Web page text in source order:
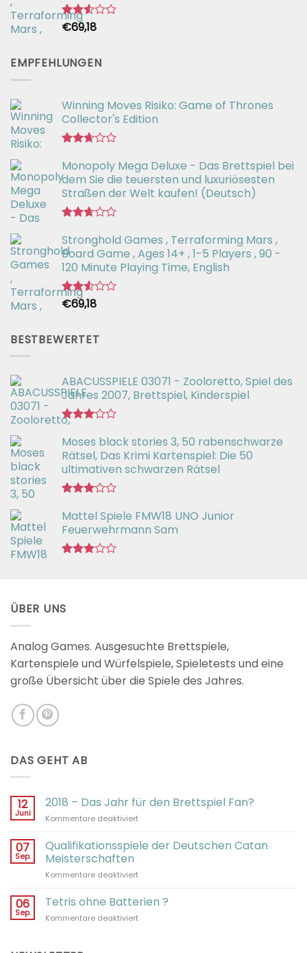
Bewertet
von 5
€69,18
EMPFEHLUNGEN
Winning Moves Risiko: Game of Thrones
Collector's Edition
mit
2.66
von 5
Monopoly Mega Deluxe - Das Brettspiel bei
dem Sie die teuersten und luxuriösesten
Straßen der Welt kaufen! (Deutsch)
mit
2.64
von 5
Stronghold Games , Terraforming Mars ,
Board Game , Ages 14+ , 1-5 Players , 90 -
120 Minute Playing Time, English
Bewertet
von 5
€69,18
BESTBEWERTET
ABACUSSPIELE 03071 - Zooloretto, Spiel des
Jahres 2007, Brettspiel, Kinderspiel
mit
3.02
von 5
Moses black stories 3, 50 rabenschwarze
Rätsel, Das Krimi Kartenspiel: Die 50
ultimativen schwarzen Rätsel
mit
3.00
von 5
Mattel Spiele FMW18 UNO Junior
Feuerwehrmann Sam
ÜBER UNS
Analog Games. Ausgesuchte Brettspiele,
Kartenspiele und Würfelspiele, Spieletests und eine
große Übersicht über die Spiele des Jahres.
DAS GEHT AB
12
Juni
2018 – Das Jahr für den Brettspiel Fan?
Kommentare deaktiviertfür
–
Das
für
Brettspiel
07
Sep.
Qualifikationsspiele der Deutschen Catan
Meisterschaften
Kommentare deaktiviertfür
der
Deutschen
Catan
06
Sep.
Tetris ohne Batterien ?
Kommentare deaktiviertfür